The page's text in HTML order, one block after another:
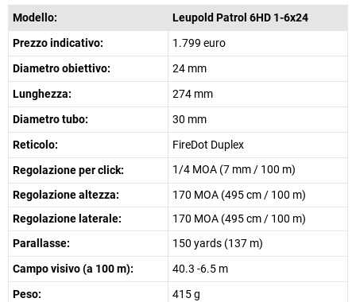
Modello:
Leupold Patrol 6HD 1-6x24
Prezzo indicativo:
1.799 euro
Diametro obiettivo:
24 mm
Lunghezza:
274 mm
Diametro tubo:
30 mm
Reticolo:
FireDot Duplex
Regolazione per click:
1/4 MOA (7 mm / 100 m)
Regolazione altezza:
170 MOA (495 cm / 100 m)
Regolazione laterale:
170 MOA (495 cm / 100 m)
Parallasse:
150 yards (137 m)
Campo visivo (a 100 m):
40.3 -6.5 m
Peso:
415 g